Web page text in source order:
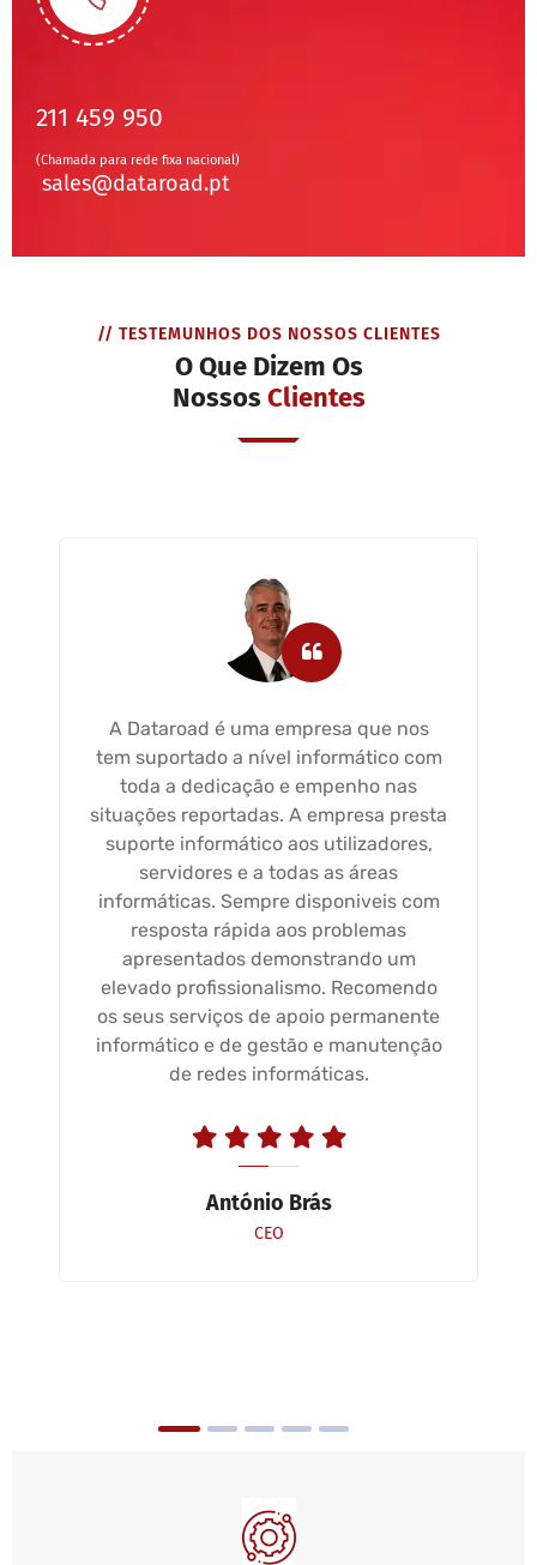
211 459 950
(Chamada para rede fixa nacional)
sales@dataroad.pt
// TESTEMUNHOS DOS NOSSOS CLIENTES
O Que Dizem Os
NossosClientes
A Dataroad é uma empresa que nos
tem suportado a nível informático com
toda a dedicação e empenho nas
situações reportadas. A empresa presta
suporte informático aos utilizadores,
servidores e a todas as áreas
informáticas. Sempre disponiveis com
resposta rápida aos problemas
apresentados demonstrando um
elevado profissionalismo. Recomendo
os seus serviços de apoio permanente
informático e de gestão e manutenção
de redes informáticas.
António Brás
CEO